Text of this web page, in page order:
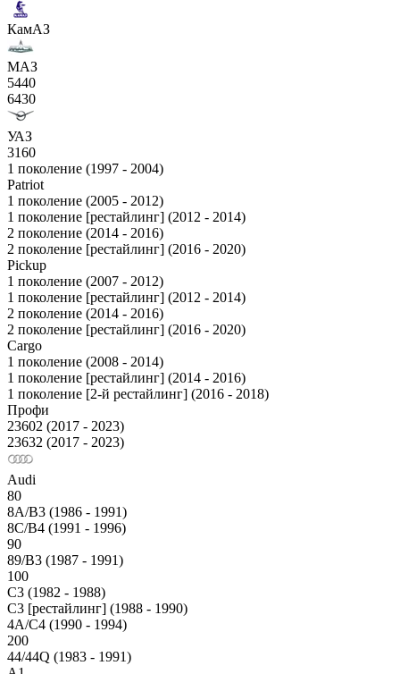
КамАЗ
МАЗ
5440
6430
УАЗ
3160
1 поколение (1997 - 2004)
Patriot
1 поколение (2005 - 2012)
1 поколение [рестайлинг] (2012 - 2014)
2 поколение (2014 - 2016)
2 поколение [рестайлинг] (2016 - 2020)
Pickup
1 поколение (2007 - 2012)
1 поколение [рестайлинг] (2012 - 2014)
2 поколение (2014 - 2016)
2 поколение [рестайлинг] (2016 - 2020)
Cargo
1 поколение (2008 - 2014)
1 поколение [рестайлинг] (2014 - 2016)
1 поколение [2-й рестайлинг] (2016 - 2018)
Профи
23602 (2017 - 2023)
23632 (2017 - 2023)
Audi
80
8A/B3 (1986 - 1991)
8C/B4 (1991 - 1996)
90
89/B3 (1987 - 1991)
100
С3 (1982 - 1988)
С3 [рестайлинг] (1988 - 1990)
4A/C4 (1990 - 1994)
200
44/44Q (1983 - 1991)